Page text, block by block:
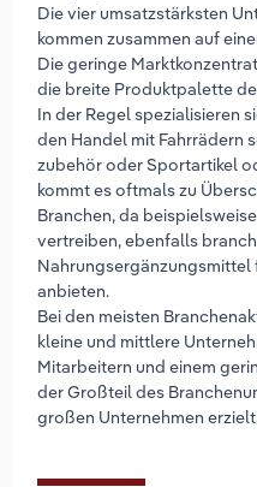
Die vier umsatzstärksten
kommen zusammen auf
Die geringe
die breite Produktpalette
In der Regel spezialisieren
den Handel mit Fahrrädern
zubehör oder Sportartikel
kommt es oftmals zu
Branchen, da
vertreiben, ebenfalls
Nahrungsergänzungsmittel
anbieten.
Bei den meisten
kleine und mittlere
Mitarbeitern und einem
der Großteil des
großen Unternehmen